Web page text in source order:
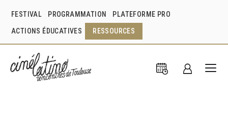
FESTIVAL PROGRAMMATION PLATEFORME PRO
ACTIONS ÉDUCATIVES RESSOURCES